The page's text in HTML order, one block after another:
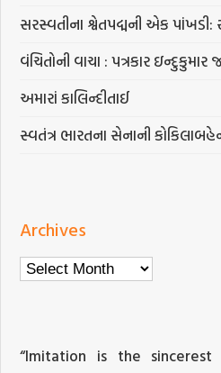
સરસ્વતીના શ્વેતપદ્મની એક પાંખડી:
વંચિતોની વાચા : પત્રકાર ઇન્દુકુમાર
અમારાં કાલિન્દીતાઈ
સ્વતંત્ર ભારતના સેનાની
Archives
Archives
“Imitation is the